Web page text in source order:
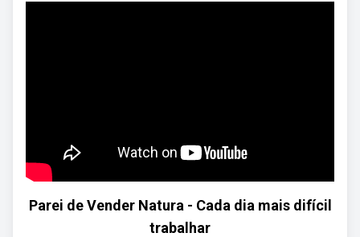
Parei de Vender Natura - Cada dia mais difícil
trabalhar